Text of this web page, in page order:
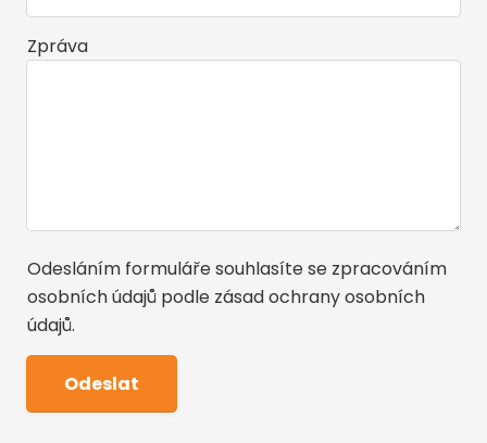
Zpráva
Odesláním formuláře souhlasíte se zpracováním
osobních údajů podle zásad ochrany osobních
údajů.